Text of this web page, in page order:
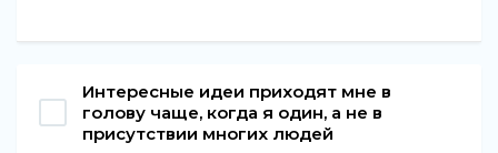
Интересные идеи приходят мне в
голову чаще, когда я один, а не в
присутствии многих людей